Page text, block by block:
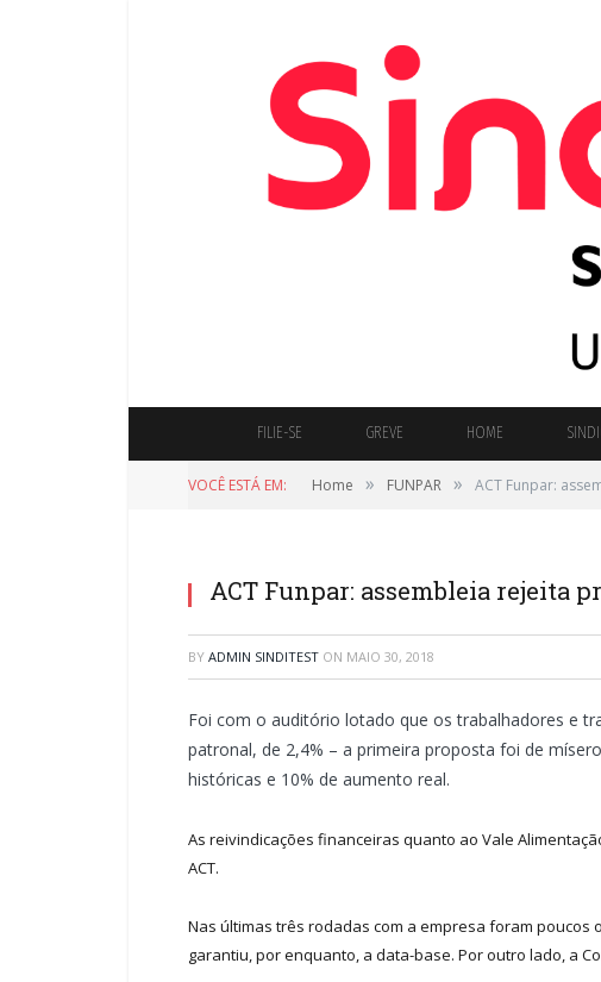
FILIE-SE GREVE HOME
VOCÊ ESTÁ EM: Home » FUNPAR » ACT Funpar:
ACT Funpar: assembleia rejeita
BY ADMIN SINDITEST ON MAIO 30, 2018
Foi com o auditório lotado que os trabalhadores e
patronal, de 2,4% – a primeira proposta foi de
históricas e 10% de aumento real.
As reivindicações financeiras quanto ao Vale
ACT.
Nas últimas três rodadas com a empresa foram
garantiu, por enquanto, a data-base. Por outro lado, a